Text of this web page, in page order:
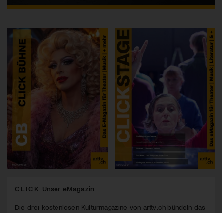
CLICK Unser eMagazin
Die drei kostenlosen Kulturmagazine von arttv.ch bündeln das